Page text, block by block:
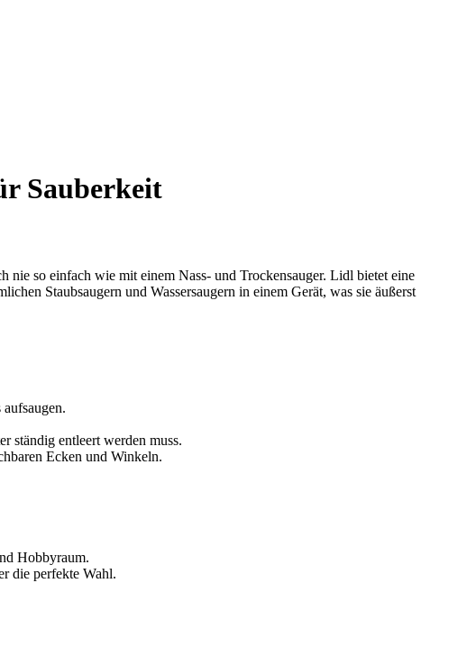
Sauberkeit
so einfach wie mit einem Nass- und Trockensauger. Lidl bietet eine
Staubsaugern und Wassersaugern in einem Gerät, was sie äußerst
ständig entleert werden muss.
Ecken und Winkeln.
Hobbyraum.
die perfekte Wahl.